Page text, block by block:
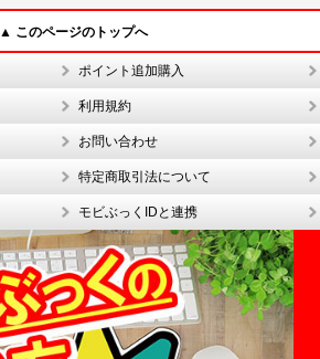
▲ このページのトップへ
ポイント追加購入
利用規約
お問い合わせ
特定商取引法について
モビぶっくIDと連携